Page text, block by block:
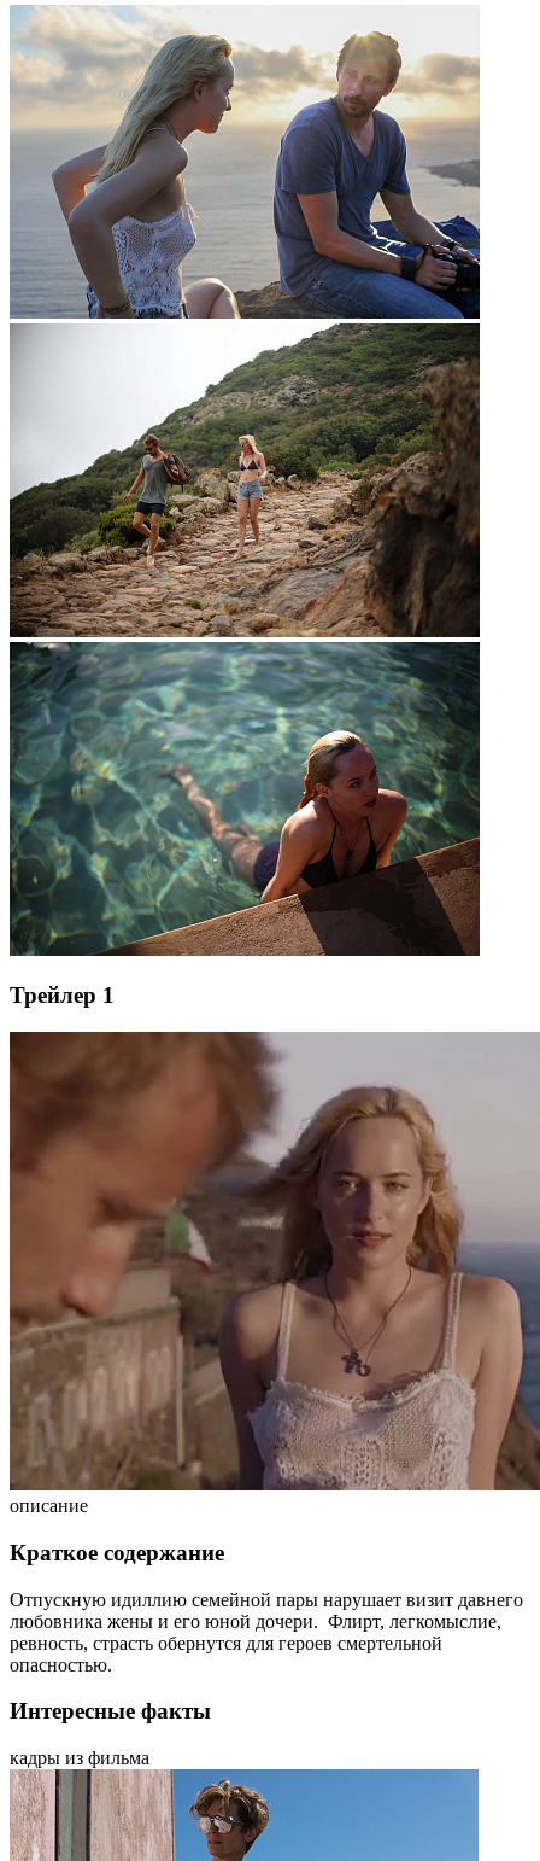
Трейлер 1
описание
Краткое содержание
Отпускную идиллию семейной пары нарушает визит давнего
любовника жены и его юной дочери. Флирт, легкомыслие,
ревность, страсть обернутся для героев смертельной
опасностью.
Интересные факты
кадры из фильма